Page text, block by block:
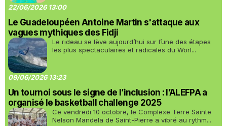
22/06/2026 13:00
Le Guadeloupéen Antoine Martin s'attaque aux
vagues mythiques des Fidji
Le rideau se lève aujourd’hui sur l’une des étapes
les plus spectaculaires et radicales du Worl...
09/06/2026 13:23
Un tournoi sous le signe de l’inclusion : l’ALEFPA a
organisé le basketball challenge 2025
Ce vendredi 10 octobre, le Complexe Terre Sainte
Nelson Mandela de Saint-Pierre a vibré au rythm...